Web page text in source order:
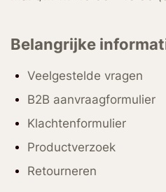
Belangrijke
Veelgestelde vragen
B2B aanvraagformulier
Klachtenformulier
Productverzoek
Retourneren